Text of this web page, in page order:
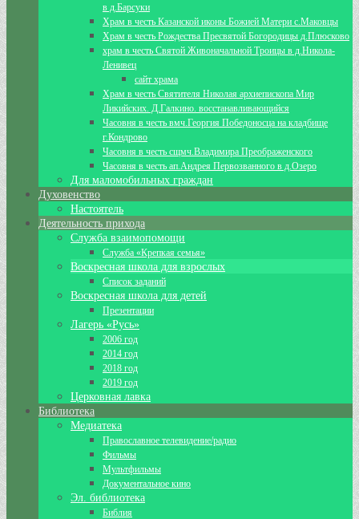
в д.Барсуки
Храм в честь Казанской иконы Божией Матери с.Маковцы
Храм в честь Рождества Пресвятой Богородицы д.Плюсково
храм в честь Святой Живоначальной Троицы в д.Никола-
Ленивец
сайт храма
Храм в честь Святителя Николая архиепископа Мир
Ликийских. Д.Галкино. восстанавливающийся
Часовня в честь вмч.Георгия Победоносца на кладбище
г.Кондрово
Часовня в честь сщмч.Владимира Преображенского
Часовня в честь ап.Андрея Первозванного в д.Озеро
Для маломобильных граждан
Духовенство
Настоятель
Деятельность прихода
Служба взаимопомощи
Служба «Крепкая семья»
Воскресная школа для взрослых
Список заданий
Воскресная школа для детей
Презентации
Лагерь «Русь»
2006 год
2014 год
2018 год
2019 год
Церковная лавка
Библиотека
Медиатека
Православное телевидение/радио
Фильмы
Мультфильмы
Документальное кино
Эл. библиотека
Библия